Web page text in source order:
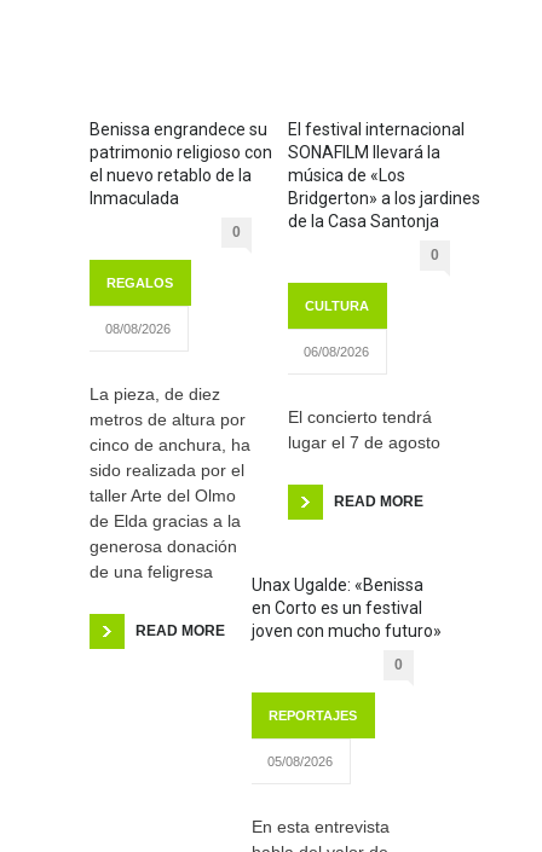
Benissa engrandece su
patrimonio religioso con
el nuevo retablo de la
Inmaculada
0
REGALOS
08/08/2026
La pieza, de diez
metros de altura por
cinco de anchura, ha
sido realizada por el
taller Arte del Olmo
de Elda gracias a la
generosa donación
de una feligresa
READ MORE
El festival internacional
SONAFILM llevará la
música de «Los
Bridgerton» a los jardines
de la Casa Santonja
0
CULTURA
06/08/2026
El concierto tendrá
lugar el 7 de agosto
READ MORE
Unax Ugalde: «Benissa
en Corto es un festival
joven con mucho futuro»
0
REPORTAJES
05/08/2026
En esta entrevista